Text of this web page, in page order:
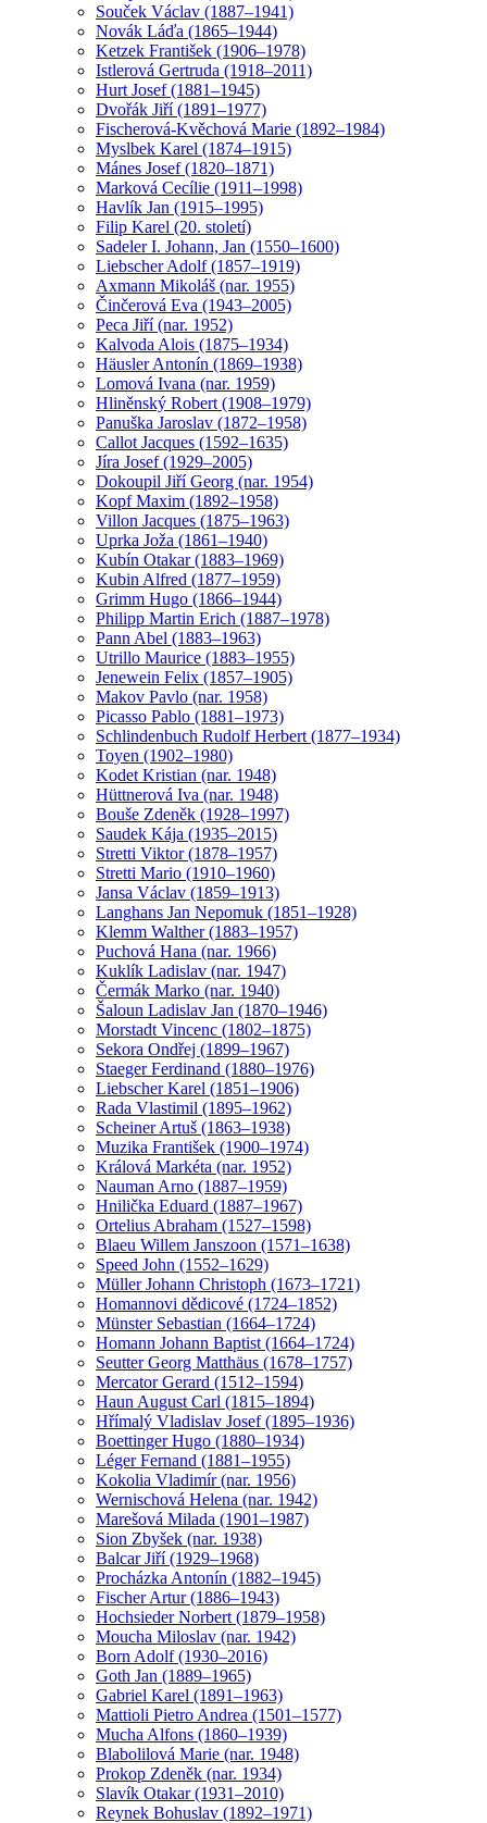
Souček Václav (1887–1941)
Novák Láďa (1865–1944)
Ketzek František (1906–1978)
Istlerová Gertruda (1918–2011)
Hurt Josef (1881–1945)
Dvořák Jiří (1891–1977)
Fischerová-Kvěchová Marie (1892–1984)
Myslbek Karel (1874–1915)
Mánes Josef (1820–1871)
Marková Cecílie (1911–1998)
Havlík Jan (1915–1995)
Filip Karel (20. století)
Sadeler I. Johann, Jan (1550–1600)
Liebscher Adolf (1857–1919)
Axmann Mikoláš (nar. 1955)
Činčerová Eva (1943–2005)
Peca Jiří (nar. 1952)
Kalvoda Alois (1875–1934)
Häusler Antonín (1869–1938)
Lomová Ivana (nar. 1959)
Hliněnský Robert (1908–1979)
Panuška Jaroslav (1872–1958)
Callot Jacques (1592–1635)
Jíra Josef (1929–2005)
Dokoupil Jiří Georg (nar. 1954)
Kopf Maxim (1892–1958)
Villon Jacques (1875–1963)
Uprka Joža (1861–1940)
Kubín Otakar (1883–1969)
Kubin Alfred (1877–1959)
Grimm Hugo (1866–1944)
Philipp Martin Erich (1887–1978)
Pann Abel (1883–1963)
Utrillo Maurice (1883–1955)
Jenewein Felix (1857–1905)
Makov Pavlo (nar. 1958)
Picasso Pablo (1881–1973)
Schlindenbuch Rudolf Herbert (1877–1934)
Toyen (1902–1980)
Kodet Kristian (nar. 1948)
Hüttnerová Iva (nar. 1948)
Bouše Zdeněk (1928–1997)
Saudek Kája (1935–2015)
Stretti Viktor (1878–1957)
Stretti Mario (1910–1960)
Jansa Václav (1859–1913)
Langhans Jan Nepomuk (1851–1928)
Klemm Walther (1883–1957)
Puchová Hana (nar. 1966)
Kuklík Ladislav (nar. 1947)
Čermák Marko (nar. 1940)
Šaloun Ladislav Jan (1870–1946)
Morstadt Vincenc (1802–1875)
Sekora Ondřej (1899–1967)
Staeger Ferdinand (1880–1976)
Liebscher Karel (1851–1906)
Rada Vlastimil (1895–1962)
Scheiner Artuš (1863–1938)
Muzika František (1900–1974)
Králová Markéta (nar. 1952)
Nauman Arno (1887–1959)
Hnilička Eduard (1887–1967)
Ortelius Abraham (1527–1598)
Blaeu Willem Janszoon (1571–1638)
Speed John (1552–1629)
Müller Johann Christoph (1673–1721)
Homannovi dědicové (1724–1852)
Münster Sebastian (1664–1724)
Homann Johann Baptist (1664–1724)
Seutter Georg Matthäus (1678–1757)
Mercator Gerard (1512–1594)
Haun August Carl (1815–1894)
Hřímalý Vladislav Josef (1895–1936)
Boettinger Hugo (1880–1934)
Léger Fernand (1881–1955)
Kokolia Vladimír (nar. 1956)
Wernischová Helena (nar. 1942)
Marešová Milada (1901–1987)
Sion Zbyšek (nar. 1938)
Balcar Jiří (1929–1968)
Procházka Antonín (1882–1945)
Fischer Artur (1886–1943)
Hochsieder Norbert (1879–1958)
Moucha Miloslav (nar. 1942)
Born Adolf (1930–2016)
Goth Jan (1889–1965)
Gabriel Karel (1891–1963)
Mattioli Pietro Andrea (1501–1577)
Mucha Alfons (1860–1939)
Blabolilová Marie (nar. 1948)
Prokop Zdeněk (nar. 1934)
Slavík Otakar (1931–2010)
Reynek Bohuslav (1892–1971)